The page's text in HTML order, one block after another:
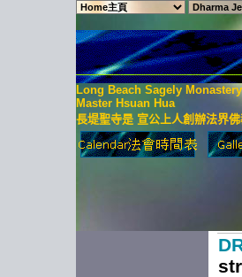
Long Beach Sagely
Master Hsuan Hua
長堤聖寺是 宣公上人創辦法界